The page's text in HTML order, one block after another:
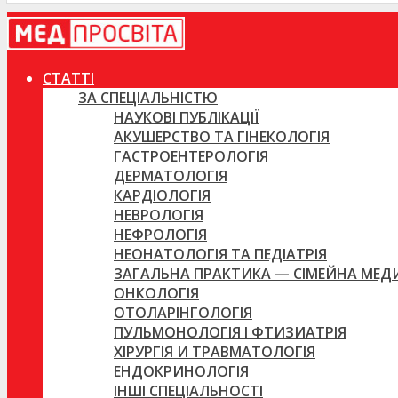
СТАТТІ
ЗА СПЕЦІАЛЬНІСТЮ
НАУКОВІ ПУБЛІКАЦІЇ
АКУШЕРСТВО ТА ГІНЕКОЛОГІЯ
ГАСТРОЕНТЕРОЛОГІЯ
ДЕРМАТОЛОГІЯ
КАРДІОЛОГІЯ
НЕВРОЛОГІЯ
НЕФРОЛОГІЯ
НЕОНАТОЛОГІЯ ТА ПЕДІАТРІЯ
ЗАГАЛЬНА ПРАКТИКА — СІМЕЙНА
ОНКОЛОГІЯ
ОТОЛАРІНГОЛОГІЯ
ПУЛЬМОНОЛОГІЯ І ФТИЗИАТРІЯ
ХІРУРГІЯ И ТРАВМАТОЛОГІЯ
ЕНДОКРИНОЛОГІЯ
ІНШІ СПЕЦІАЛЬНОСТІ